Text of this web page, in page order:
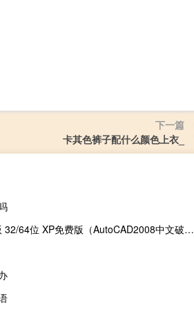
下一篇
卡其色裤子配什么颜色上衣_
AutoCAD2008中文破解版 32/64位 XP免费版（AutoCAD2008中文破解版 32/64位 XP免费版功能简介）